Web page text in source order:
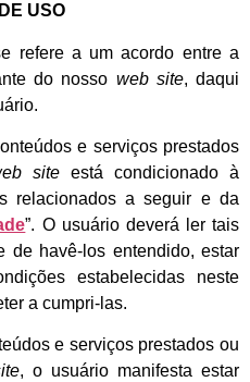
USO
refere a um acordo entre a
do nosso web site, daqui
e serviços prestados
siteestá condicionado à
relacionados a seguir e da
”. O usuário deverá ler tais
de havê-los entendido, estar
estabelecidas neste
a cumpri-las.
e serviços prestados ou
, o usuário manifesta estar